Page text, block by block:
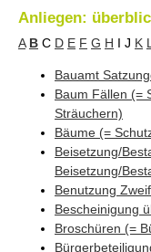
Anliegen:
A B C D E F G H I J K L
Bauamt
Baum Fällen (=
Sträuchern)
Bäume (=
Beisetzung/
Beisetzung/
Benutzung
Bescheinigung
Broschüren (=